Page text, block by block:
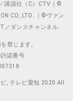
講談社（C）CTV｜©
CO.,LTD. ｜©ヴァン
／ダンスチャンネル
禁じます。
諾番号
, テレビ愛知 2020 All